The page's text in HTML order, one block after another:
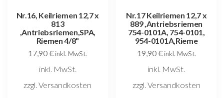
Nr.16, Keilriemen 12,7 x
813
,Antriebsriemen,SPA,
Riemen 4/8"
17,90€ inkl. MwSt.
inkl. MwSt.
zzgl. Versandkosten
Nr.17 Keilriemen 12,7 x
889 ,Antriebsriemen
754-0101A, 754-0101,
954-0101A,Rieme
19,90€ inkl. MwSt.
inkl. MwSt.
zzgl. Versandkosten